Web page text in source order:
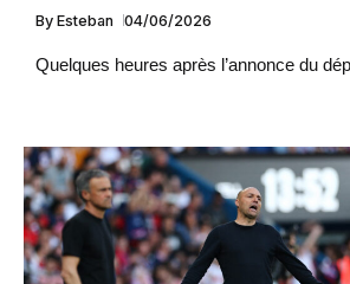
By Esteban 04/06/2026
Quelques heures après l’annonce du